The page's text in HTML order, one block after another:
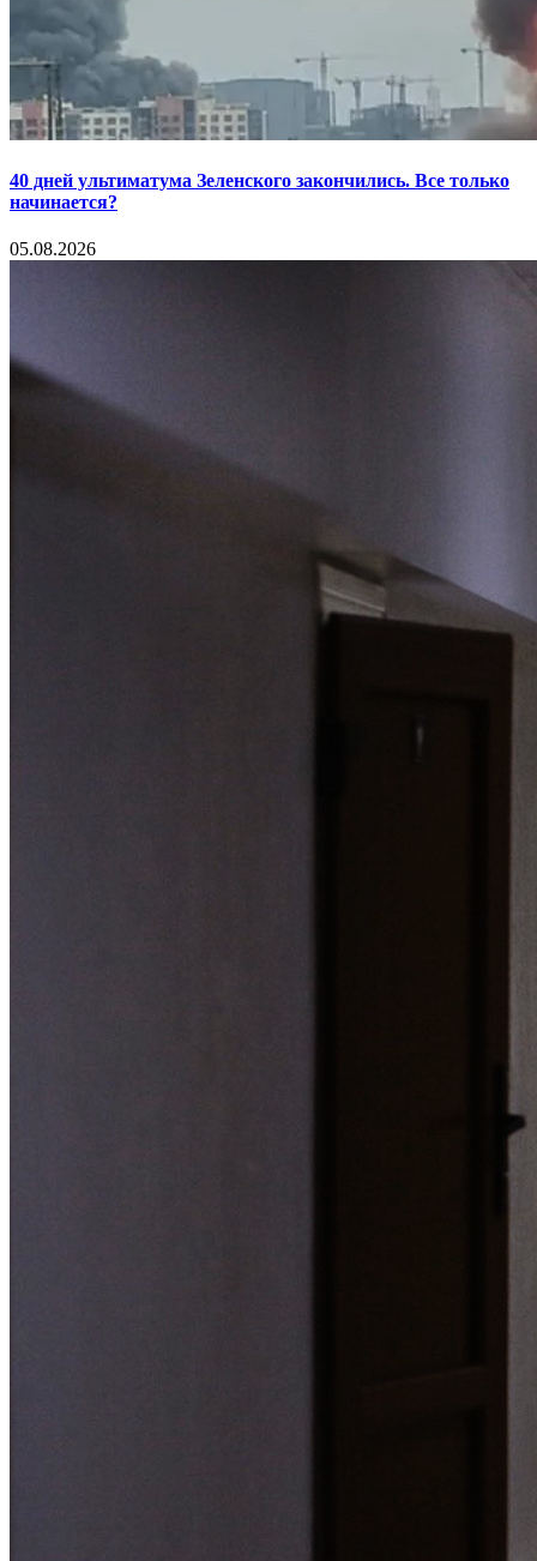
40 дней ультиматума Зеленского закончились. Все только
начинается?
05.08.2026